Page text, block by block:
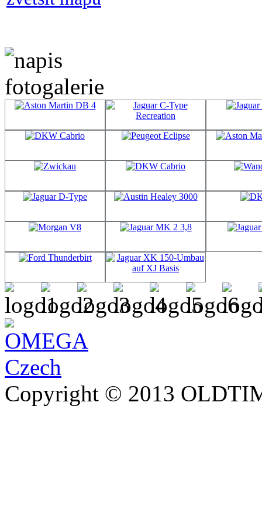
Copyright © 2013